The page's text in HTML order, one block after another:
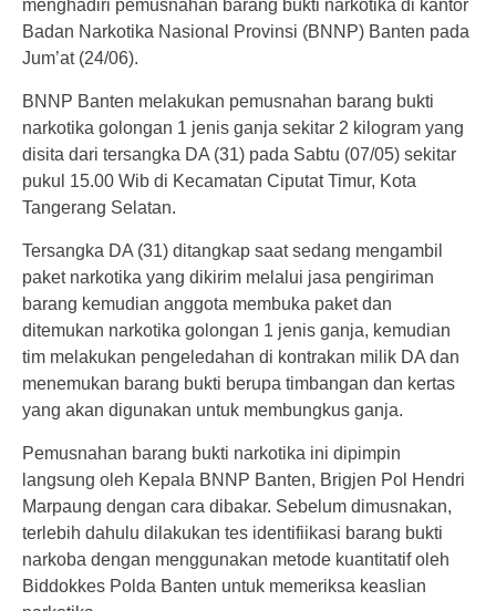
menghadiri pemusnahan barang bukti narkotika di kantor
Badan Narkotika Nasional Provinsi (BNNP) Banten pada
Jum’at (24/06).
BNNP Banten melakukan pemusnahan barang bukti
narkotika golongan 1 jenis ganja sekitar 2 kilogram yang
disita dari tersangka DA (31) pada Sabtu (07/05) sekitar
pukul 15.00 Wib di Kecamatan Ciputat Timur, Kota
Tangerang Selatan.
Tersangka DA (31) ditangkap saat sedang mengambil
paket narkotika yang dikirim melalui jasa pengiriman
barang kemudian anggota membuka paket dan
ditemukan narkotika golongan 1 jenis ganja, kemudian
tim melakukan pengeledahan di kontrakan milik DA dan
menemukan barang bukti berupa timbangan dan kertas
yang akan digunakan untuk membungkus ganja.
Pemusnahan barang bukti narkotika ini dipimpin
langsung oleh Kepala BNNP Banten, Brigjen Pol Hendri
Marpaung dengan cara dibakar. Sebelum dimusnakan,
terlebih dahulu dilakukan tes identifiikasi barang bukti
narkoba dengan menggunakan metode kuantitatif oleh
Biddokkes Polda Banten untuk memeriksa keaslian